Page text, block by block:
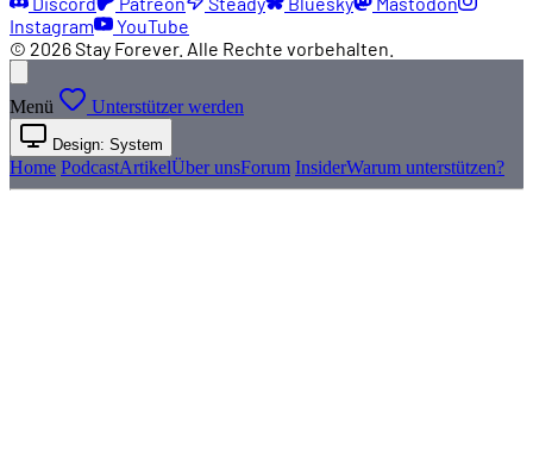
Instagram
YouTube
© 2026 Stay Forever. Alle Rechte vorbehalten.
Menü Unterstützer werden
Design: System
Home PodcastArtikelÜber unsForum InsiderWarum unterstützen?